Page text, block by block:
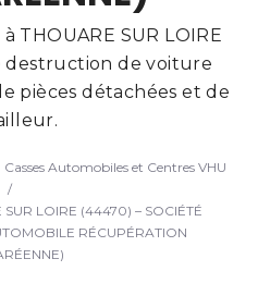
THOUARE SUR LOIRE
destruction de voiture
pièces détachées et de
Casses Automobiles et Centres VHU
/
LOIRE (44470) – SOCIÉTÉ
RÉCUPÉRATION